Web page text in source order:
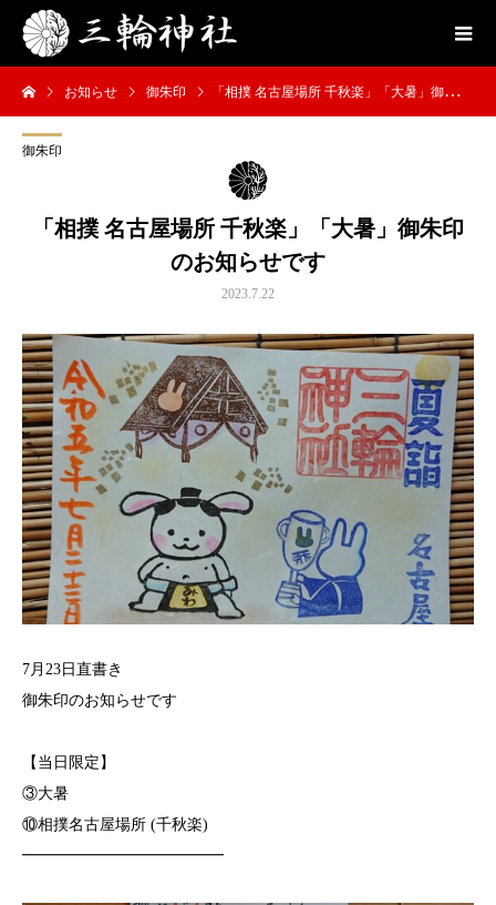
お知らせ 御朱印 「相撲 名古屋場所 千秋楽」「大暑」御朱印のお知らせです
御朱印
「相撲 名古屋場所 千秋楽」「大暑」御朱印
のお知らせです
2023.7.22
7月23日直書き
御朱印のお知らせです
【当日限定】
③大暑
⑩相撲名古屋場所 (千秋楽)
━━━━━━━━━━━━━